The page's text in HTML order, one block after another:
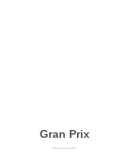
Gran Prix